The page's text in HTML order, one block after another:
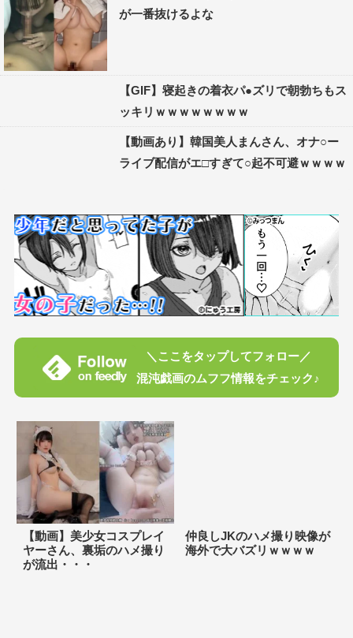
が一番抜けるよな
【GIF】寝起きの着衣パ●ズリで朝勃ちもス
ッキリｗｗｗｗｗｗｗｗ
【動画あり】韓国美人まんさん、オナ○ー
ライブ配信がエ□すぎて○起不可避ｗｗｗｗ
＼ここをタップしてフォロー／
混沌戯画のムフフ情報をチェック♪
【動画】美少女コスプレイ
ヤーさん、裏垢のハメ撮り
が流出・・・
仲良しJKのハメ撮り映像が
海外で大バズリｗｗｗｗ